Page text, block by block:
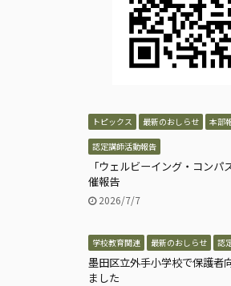
トピックス 最新のおしらせ 本部
認定講師活動報告
「ウェルビーイング・コン
催報告
2026/7/7
学校教育関連 最新のおしらせ 認
墨田区立外手小学校で保護者
ました